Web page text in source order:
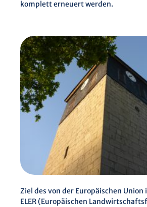
komplett erneuert werden.
Ziel des von der Europäischen Union
ELER (Europäischen